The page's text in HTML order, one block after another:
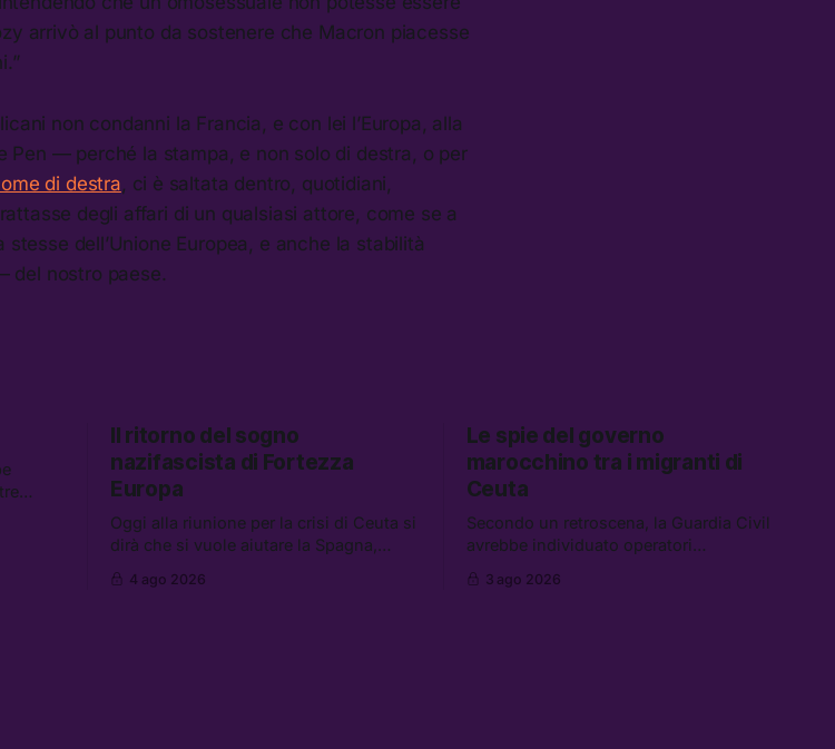
arrivò al punto da sostenere che Macron piacesse
non condanni la Francia, e con lei l’Europa, alla
Pen — perché la stampa, e non solo di destra, o per
di destra , ci è saltata dentro, quotidiani,
degli affari di un qualsiasi attore, come se a
dell’Unione Europea, e anche la stabilità
del nostro paese.
le
Il ritorno del sogno
nazifascista di Fortezza
Europa
Oggi alla riunione per la crisi di Ceuta si
dirà che si vuole aiutare la Spagna,
migranti. Tra le altre notizie:
4 ago 2026
Le spie del governo
marocchino tra i migranti di
Ceuta
Secondo un retroscena, la Guardia Civil
avrebbe individuato operatori
nell’incidente di Ceuta. Tra le altre
3 ago 2026